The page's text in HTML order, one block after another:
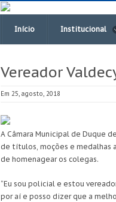
Início Institucional
Vereador
Em 25, agosto, 2018
A Câmara Municipal de Duque
de títulos, moções e medalhas
de homenagear os colegas.
“Eu sou policial e estou
por aí e posso dizer que a